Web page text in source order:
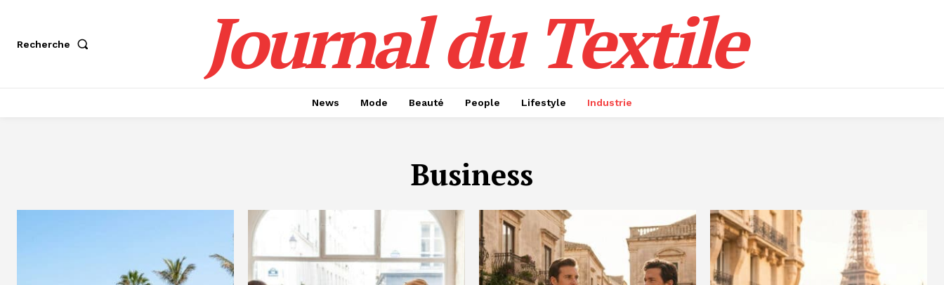
Recherche Journal du Textile
News Mode Beauté People Lifestyle Industrie
Business